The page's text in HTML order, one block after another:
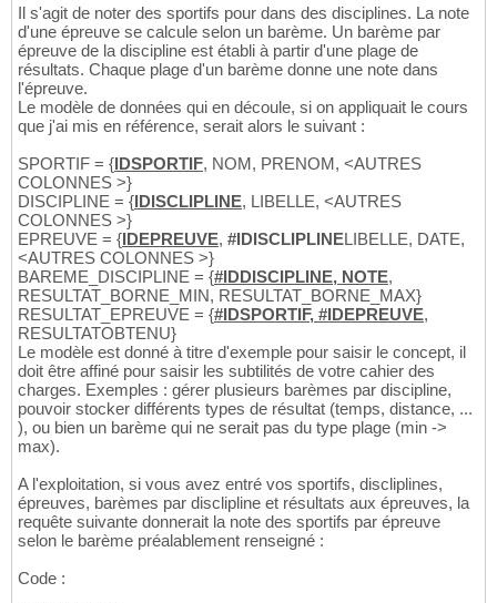
Il s'agit de noter des sportifs pour dans des disciplines. La note
d'une épreuve se calcule selon un barème. Un barème par
épreuve de la discipline est établi à partir d'une plage de
résultats. Chaque plage d'un barème donne une note dans
l'épreuve.
Le modèle de données qui en découle, si on appliquait le cours
que j'ai mis en référence, serait alors le suivant :
SPORTIF = {IDSPORTIF, NOM, PRENOM, <AUTRES
COLONNES >}
DISCIPLINE = {IDISCLIPLINE, LIBELLE, <AUTRES
COLONNES >}
EPREUVE = {IDEPREUVE, #IDISCLIPLINELIBELLE, DATE,
<AUTRES COLONNES >}
BAREME_DISCIPLINE = {#IDDISCIPLINE, NOTE,
RESULTAT_BORNE_MIN, RESULTAT_BORNE_MAX}
RESULTAT_EPREUVE = {#IDSPORTIF, #IDEPREUVE,
RESULTATOBTENU}
Le modèle est donné à titre d'exemple pour saisir le concept, il
doit être affiné pour saisir les subtilités de votre cahier des
charges. Exemples : gérer plusieurs barèmes par discipline,
pouvoir stocker différents types de résultat (temps, distance, ...
), ou bien un barème qui ne serait pas du type plage (min ->
max).
A l'exploitation, si vous avez entré vos sportifs, discliplines,
épreuves, barèmes par disclipline et résultats aux épreuves, la
requête suivante donnerait la note des sportifs par épreuve
selon le barème préalablement renseigné :
Code :